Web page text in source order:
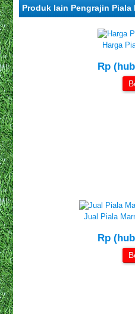
Produk lain Pengrajin Piala
Harga
Rp
Jual Piala
Rp